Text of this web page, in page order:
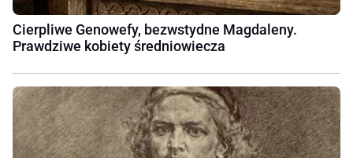
Cierpliwe Genowefy, bezwstydne Magdaleny.
Prawdziwe kobiety średniowiecza